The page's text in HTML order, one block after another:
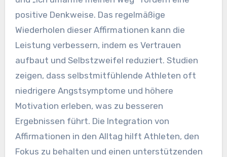
Was sind effektive Affirmationen
für Athleten?
Effektive Affirmationen für Athleten
konzentrieren sich auf Selbstmitgefühl und
Resilienz. Phrasen wie „Ich bin stark und fähig“
und „Ich umarme meinen Weg“ fördern eine
positive Denkweise. Das regelmäßige
Wiederholen dieser Affirmationen kann die
Leistung verbessern, indem es Vertrauen
aufbaut und Selbstzweifel reduziert. Studien